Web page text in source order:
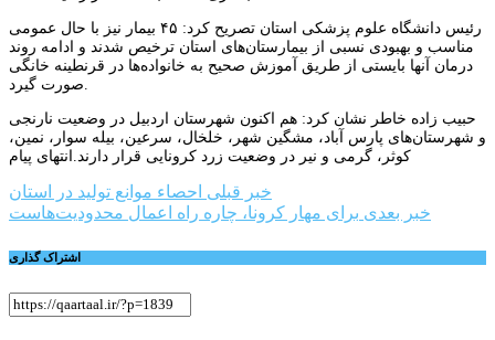
رئیس دانشگاه علوم پزشکی استان تصریح کرد: ۴۵ بیمار نیز با حال عمومی
مناسب و بهبودی نسبی از بیمارستان‌های استان ترخیص شدند و ادامه روند
درمان آنها بایستی از طریق آموزش صحیح به خانواده‌ها در قرنطینه خانگی
حبیب زاده خاطر نشان کرد: هم اکنون شهرستان اردبیل در وضعیت نارنجی
و شهرستان‌های پارس آباد، مشگین شهر، خلخال، سرعین، بیله سوار، نمین،
کوثر، گرمی و نیر در وضعیت زرد کرونایی قرار دارند.انتهای پیام
راهبری
نوشته
خبر قبلی احصاء موانع تولید در استان
خبر بعدی برای مهار کرونا، چاره راه اعمال محدودیت‌هاست
اشتراک گذاری